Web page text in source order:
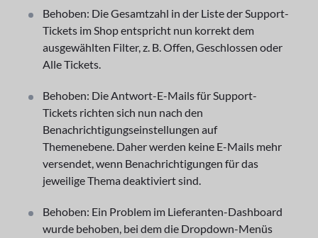
Behoben: Die Gesamtzahl in der Liste der Support-
Tickets im Shop entspricht nun korrekt dem
ausgewählten Filter, z. B. Offen, Geschlossen oder
Alle Tickets.
Behoben: Die Antwort-E-Mails für Support-
Tickets richten sich nun nach den
Benachrichtigungseinstellungen auf
Themenebene. Daher werden keine E-Mails mehr
versendet, wenn Benachrichtigungen für das
jeweilige Thema deaktiviert sind.
Behoben: Ein Problem im Lieferanten-Dashboard
wurde behoben, bei dem die Dropdown-Menüs